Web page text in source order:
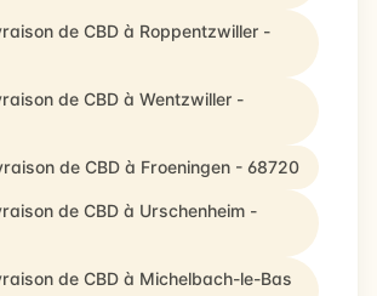
de CBD à Roppentzwiller -
de CBD à Wentzwiller -
de CBD à Froeningen - 68720
de CBD à Urschenheim -
de CBD à Michelbach-le-Bas